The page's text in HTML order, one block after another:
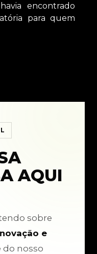
encontrado
para quem
AQUI
sobre
e
do nosso